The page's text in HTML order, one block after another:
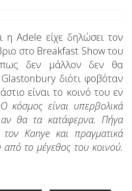
η Adele είχε δηλώσει τον
στο Breakfast Show του
δεν μάλλον δεν θα
διότι φοβόταν
είναι το κοινό του εν
κόσμος είναι υπερβολικά
θα τα κατάφερνα. Πήγα
Kanye και πραγματικά
το μέγεθος του κοινού.